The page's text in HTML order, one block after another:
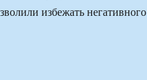
избежать негативного